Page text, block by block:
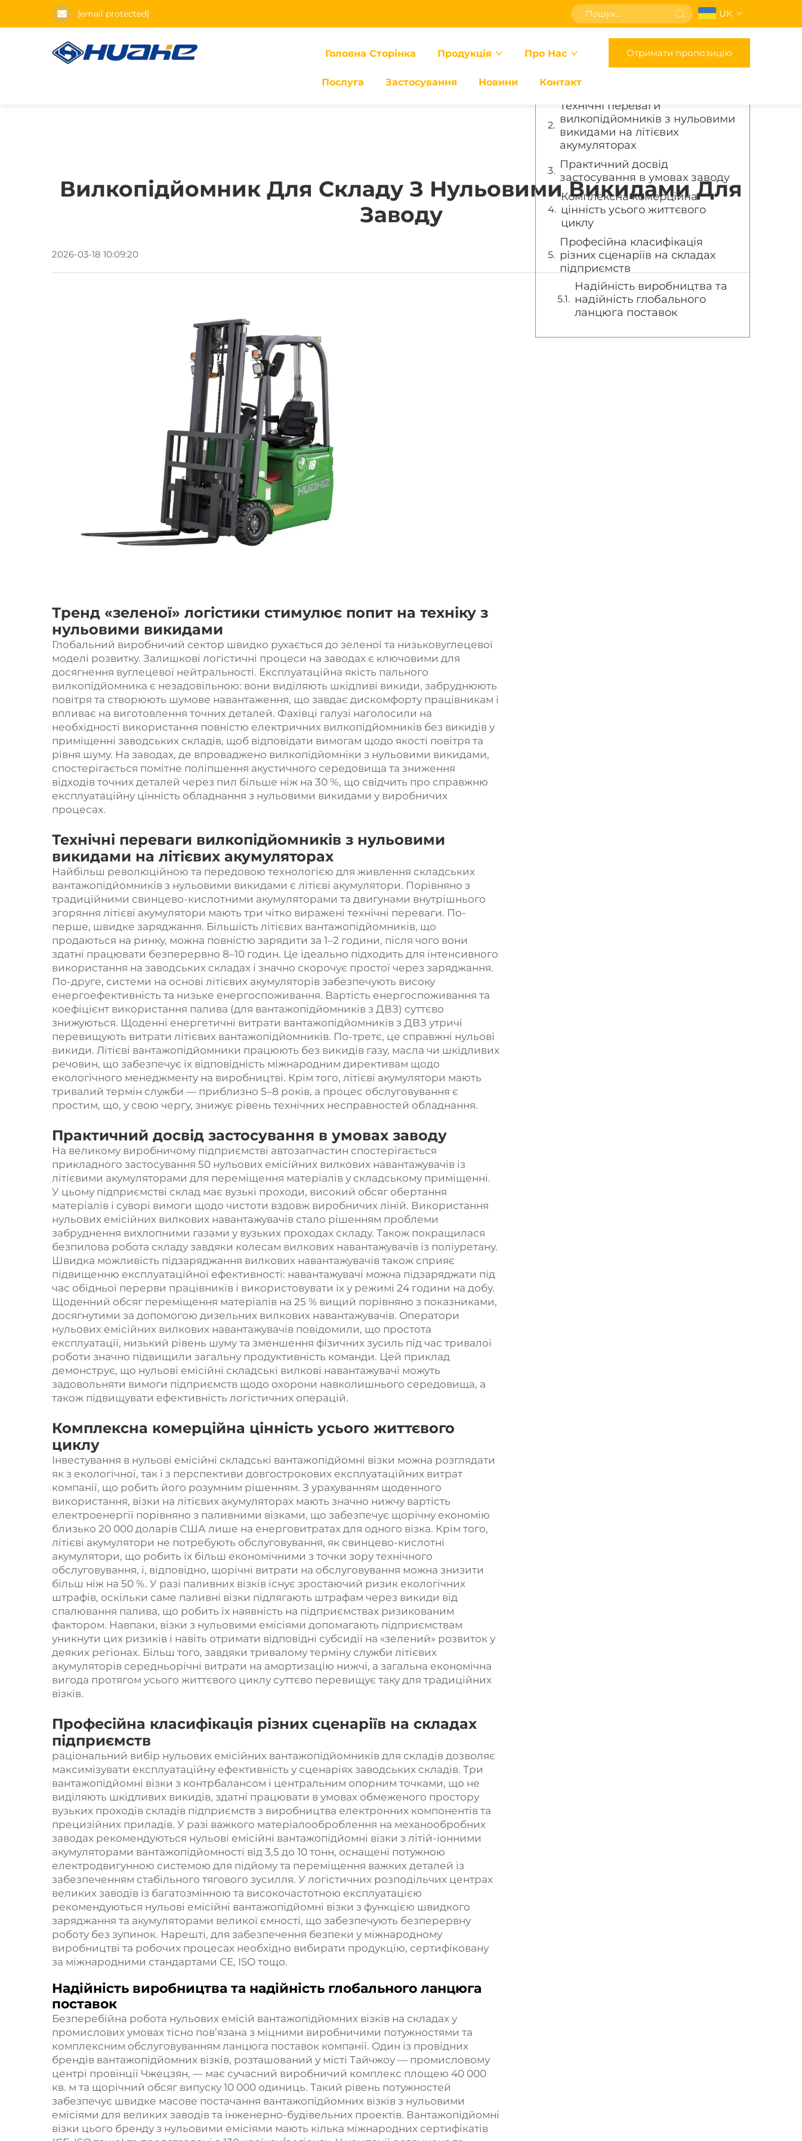
[email protected] UK
Головна Сторінка Продукція Про Нас
Послуга Застосування Новини Контакт
Отримати пропозицію
Вилкопідйомник Для Складу З Нульовими Викидами Для
Заводу
2026-03-18 10:09:20
Тренд «зеленої» логістики стимулює попит на техніку з
нульовими викидами
Глобальний виробничий сектор швидко рухається до зеленої та низьковуглецевої
моделі розвитку. Залишкові логістичні процеси на заводах є ключовими для
досягнення вуглецевої нейтральності. Експлуатаційна якість пального
вилкопідйомника є незадовільною: вони виділяють шкідливі викиди, забруднюють
повітря та створюють шумове навантаження, що завдає дискомфорту працівникам і
впливає на виготовлення точних деталей. Фахівці галузі наголосили на
необхідності використання повністю електричних вилкопідйомників без викидів у
приміщенні заводських складів, щоб відповідати вимогам щодо якості повітря та
рівня шуму. На заводах, де впроваджено вилкопідйомніки з нульовими викидами,
спостерігається помітне поліпшення акустичного середовища та зниження
відходів точних деталей через пил більше ніж на 30 %, що свідчить про справжню
експлуатаційну цінність обладнання з нульовими викидами у виробничих
процесах.
Технічні переваги вилкопідйомників з нульовими
викидами на літієвих акумуляторах
Найбільш революційною та передовою технологією для живлення складських
вантажопідйомників з нульовими викидами є літієві акумулятори. Порівняно з
традиційними свинцево-кислотними акумуляторами та двигунами внутрішнього
згоряння літієві акумулятори мають три чітко виражені технічні переваги. По-
перше, швидке заряджання. Більшість літієвих вантажопідйомників, що
продаються на ринку, можна повністю зарядити за 1–2 години, після чого вони
здатні працювати безперервно 8–10 годин. Це ідеально підходить для інтенсивного
використання на заводських складах і значно скорочує простої через заряджання.
По-друге, системи на основі літієвих акумуляторів забезпечують високу
енергоефективність та низьке енергоспоживання. Вартість енергоспоживання та
коефіцієнт використання палива (для вантажопідйомників з ДВЗ) суттєво
знижуються. Щоденні енергетичні витрати вантажопідйомників з ДВЗ утричі
перевищують витрати літієвих вантажопідйомників. По-третє, це справжні нульові
викиди. Літієві вантажопідйомники працюють без викидів газу, масла чи шкідливих
речовин, що забезпечує їх відповідність міжнародним директивам щодо
екологічного менеджменту на виробництві. Крім того, літієві акумулятори мають
тривалий термін служби — приблизно 5–8 років, а процес обслуговування є
простим, що, у свою чергу, знижує рівень технічних несправностей обладнання.
Практичний досвід застосування в умовах заводу
На великому виробничому підприємстві автозапчастин спостерігається
прикладного застосування 50 нульових емісійних вилкових навантажувачів із
літієвими акумуляторами для переміщення матеріалів у складському приміщенні.
У цьому підприємстві склад має вузькі проходи, високий обсяг обертання
матеріалів і суворі вимоги щодо чистоти вздовж виробничих ліній. Використання
нульових емісійних вилкових навантажувачів стало рішенням проблеми
забруднення вихлопними газами у вузьких проходах складу. Також покращилася
безпилова робота складу завдяки колесам вилкових навантажувачів із поліуретану.
Швидка можливість підзаряджання вилкових навантажувачів також сприяє
підвищенню експлуатаційної ефективності: навантажувачі можна підзаряджати під
час обідньої перерви працівників і використовувати їх у режимі 24 години на добу.
Щоденний обсяг переміщення матеріалів на 25 % вищий порівняно з показниками,
досягнутими за допомогою дизельних вилкових навантажувачів. Оператори
нульових емісійних вилкових навантажувачів повідомили, що простота
експлуатації, низький рівень шуму та зменшення фізичних зусиль під час тривалої
роботи значно підвищили загальну продуктивність команди. Цей приклад
демонструє, що нульові емісійні складські вилкові навантажувачі можуть
задовольняти вимоги підприємств щодо охорони навколишнього середовища, а
також підвищувати ефективність логістичних операцій.
Комплексна комерційна цінність усього життєвого
циклу
Інвестування в нульові емісійні складські вантажопідйомні візки можна розглядати
як з екологічної, так і з перспективи довгострокових експлуатаційних витрат
компанії, що робить його розумним рішенням. З урахуванням щоденного
використання, візки на літієвих акумуляторах мають значно нижчу вартість
електроенергії порівняно з паливними візками, що забезпечує щорічну економію
близько 20 000 доларів США лише на енерговитратах для одного візка. Крім того,
літієві акумулятори не потребують обслуговування, як свинцево-кислотні
акумулятори, що робить їх більш економічними з точки зору технічного
обслуговування, і, відповідно, щорічні витрати на обслуговування можна знизити
більш ніж на 50 %. У разі паливних візків існує зростаючий ризик екологічних
штрафів, оскільки саме паливні візки підлягають штрафам через викиди від
спалювання палива, що робить їх наявність на підприємствах ризикованим
фактором. Навпаки, візки з нульовими емісіями допомагають підприємствам
уникнути цих ризиків і навіть отримати відповідні субсидії на «зелений» розвиток у
деяких регіонах. Більш того, завдяки тривалому терміну служби літієвих
акумуляторів середньорічні витрати на амортизацію нижчі, а загальна економічна
вигода протягом усього життєвого циклу суттєво перевищує таку для традиційних
візків.
Професійна класифікація різних сценаріїв на складах
підприємств
раціональний вибір нульових емісійних вантажопідйомників для складів дозволяє
максимізувати експлуатаційну ефективність у сценаріях заводських складів. Три
вантажопідйомні візки з контрбалансом і центральним опорним точками, що не
виділяють шкідливих викидів, здатні працювати в умовах обмеженого простору
вузьких проходів складів підприємств з виробництва електронних компонентів та
прецизійних приладів. У разі важкого матеріалооброблення на механообробних
заводах рекомендуються нульові емісійні вантажопідйомні візки з літій-іонними
акумуляторами вантажопідйомності від 3,5 до 10 тонн, оснащені потужною
електродвигунною системою для підйому та переміщення важких деталей із
забезпеченням стабільного тягового зусилля. У логістичних розподільчих центрах
великих заводів із багатозмінною та високочастотною експлуатацією
рекомендуються нульові емісійні вантажопідйомні візки з функцією швидкого
заряджання та акумуляторами великої ємності, що забезпечують безперервну
роботу без зупинок. Нарешті, для забезпечення безпеки у міжнародному
виробництві та робочих процесах необхідно вибирати продукцію, сертифіковану
за міжнародними стандартами CE, ISO тощо.
Надійність виробництва та надійність глобального ланцюга
поставок
Безперебійна робота нульових емісій вантажопідйомних візків на складах у
промислових умовах тісно пов’язана з міцними виробничими потужностями та
комплексним обслуговуванням ланцюга поставок компанії. Один із провідних
брендів вантажопідйомних візків, розташований у місті Тайчжоу — промисловому
центрі провінції Чжецзян, — має сучасний виробничий комплекс площею 40 000
кв. м та щорічний обсяг випуску 10 000 одиниць. Такий рівень потужностей
забезпечує швидке масове постачання вантажопідйомних візків з нульовими
емісіями для великих заводів та інженерно-будівельних проектів. Вантажопідйомні
візки цього бренду з нульовими емісіями мають кілька міжнародних сертифікатів
Зміст
Тренд «зеленої» логістики
нульовими викидами
Технічні переваги
вилкопідйомників з нульовими
викидами на літієвих
акумуляторах
Практичний досвід
застосування в умовах заводу
Комплексна комерційна
цінність усього життєвого
циклу
Професійна класифікація
різних сценаріїв на складах
підприємств
Надійність виробництва та
надійність глобального
ланцюга поставок